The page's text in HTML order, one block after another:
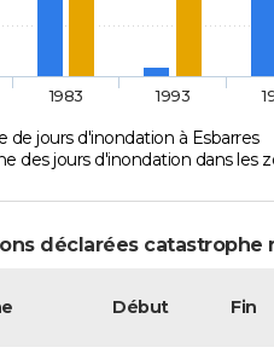
de jours d'inondation à Esbarres
des jours d'inondation dans les
1983 1993
déclarées catastrophe
Début Fin